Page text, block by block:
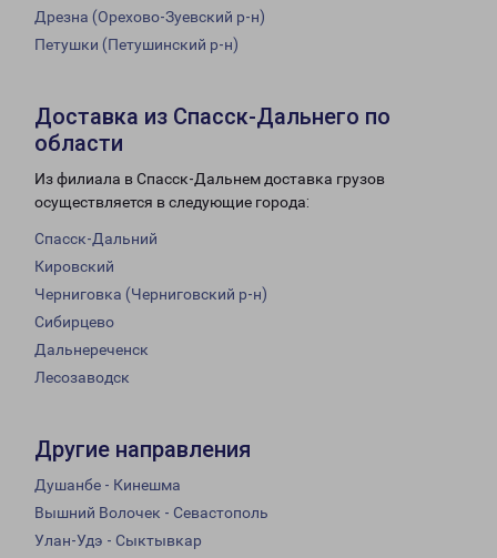
Дрезна (Орехово-Зуевский р-н)
Петушки (Петушинский р-н)
Доставка из Спасск-Дальнего по
области
Из филиала в Спасск-Дальнем доставка грузов
осуществляется в следующие города:
Спасск-Дальний
Кировский
Черниговка (Черниговский р-н)
Сибирцево
Дальнереченск
Лесозаводск
Другие направления
Душанбе - Кинешма
Вышний Волочек - Севастополь
Улан-Удэ - Сыктывкар